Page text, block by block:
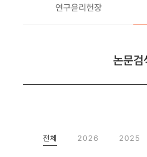
연구윤리헌장
논문검
전체 2026 2025